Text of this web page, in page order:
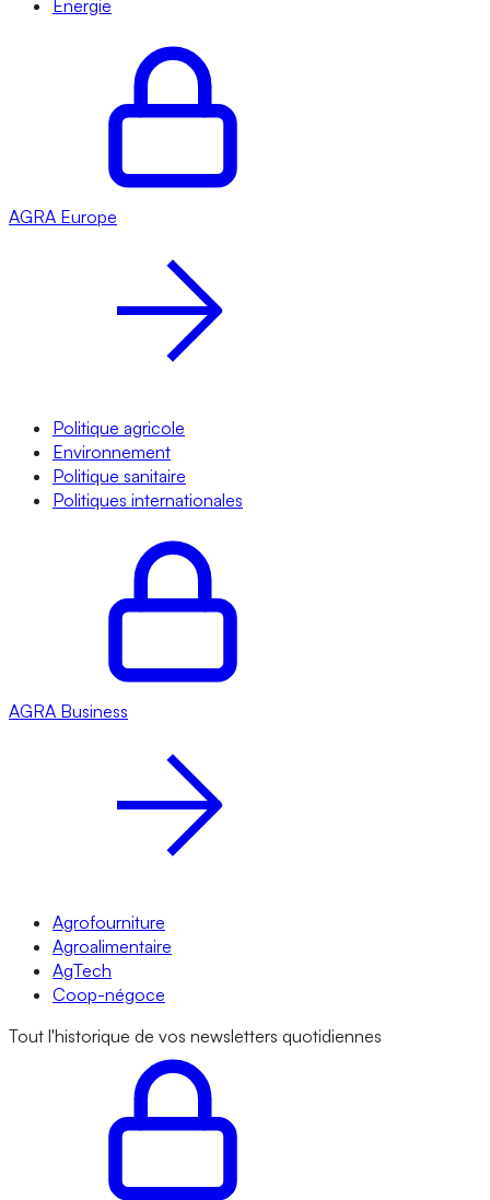
Énergie
AGRA Europe
Politique agricole
Environnement
Politique sanitaire
Politiques internationales
AGRA Business
Agrofourniture
Agroalimentaire
AgTech
Coop-négoce
Tout l'historique de vos newsletters quotidiennes